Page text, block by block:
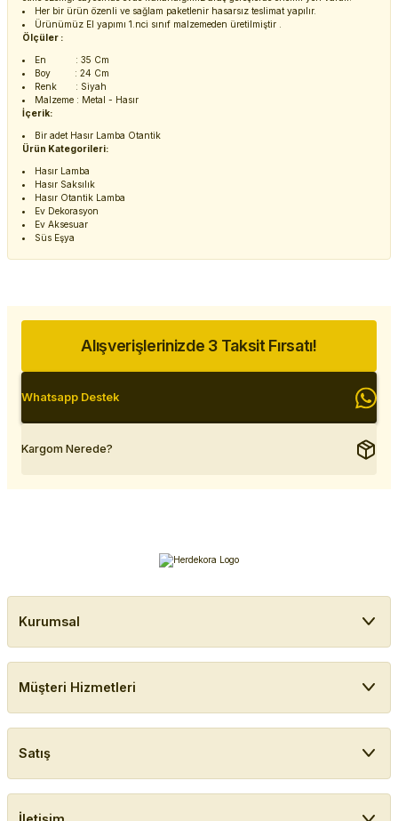
Her bir ürün özenli ve sağlam paketlenir hasarsız teslimat yapılır.
Ürünümüz El yapımı 1.nci sınıf malzemeden üretilmiştir .
Ölçüler :
En : 35 Cm
Boy : 24 Cm
Renk : Siyah
Malzeme : Metal - Hasır
İçerik:
Bir adet Hasır Lamba Otantik
Ürün Kategorileri:
Hasır Lamba
Hasır Saksılık
Hasır Otantik Lamba
Ev Dekorasyon
Ev Aksesuar
Süs Eşya
Alışverişlerinizde 3 Taksit Fırsatı!
Whatsapp Destek
Kargom Nerede?
Kurumsal
Müşteri Hizmetleri
Satış